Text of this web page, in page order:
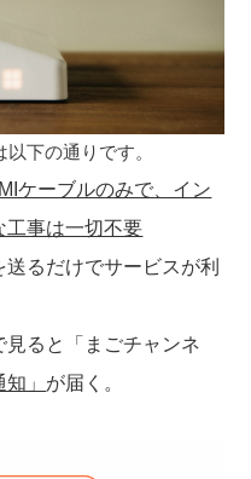
下の通りです。
ケーブルのみで、イン
工事は一切不要
るだけでサービスが利
ると「まごチャンネ
」 が届く。